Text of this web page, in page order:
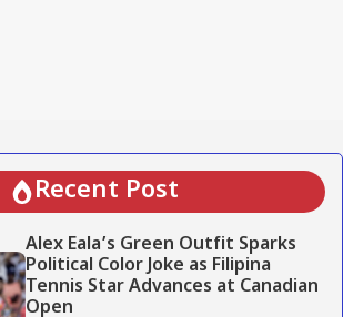
Recent Post
Alex Eala’s Green Outfit Sparks
Political Color Joke as Filipina
Tennis Star Advances at Canadian
Open